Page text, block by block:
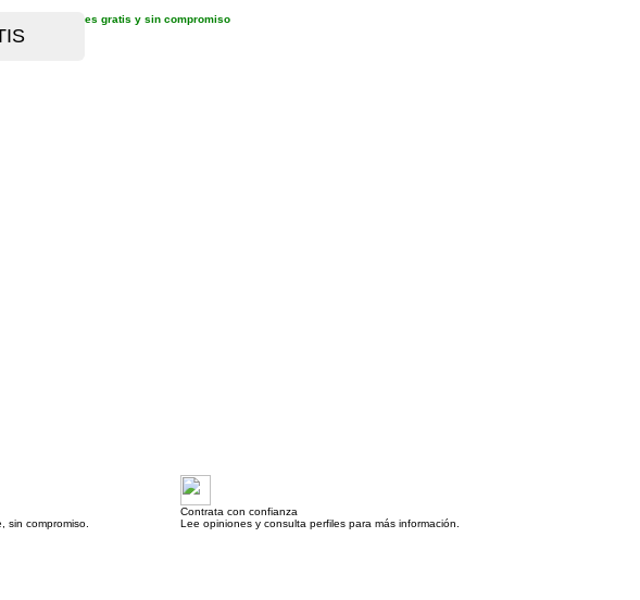
es gratis y sin compromiso
sin compromiso.
Contrata con confianza
Lee opiniones y consulta perfiles para más información.